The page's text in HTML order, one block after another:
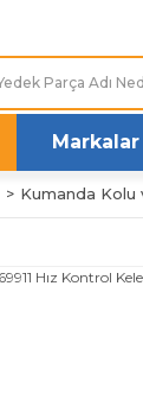
Markalar
Kumanda Kolu